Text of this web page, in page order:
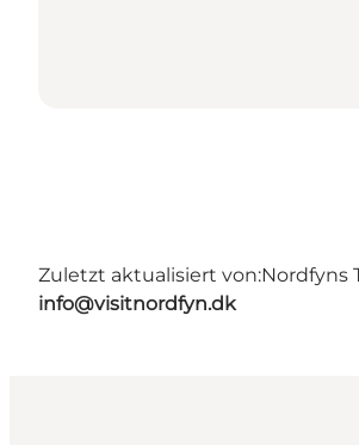
Zuletzt aktualisiert von:Nordfyns
info@visitnordfyn.dk